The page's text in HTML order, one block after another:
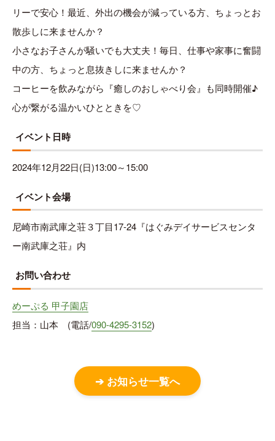
リーで安心！最近、外出の機会が減っている方、ちょっとお
散歩しに来ませんか？
小さなお子さんが騒いでも大丈夫！毎日、仕事や家事に奮闘
中の方、ちょっと息抜きしに来ませんか？
コーヒーを飲みながら『癒しのおしゃべり会』も同時開催♪
心が繋がる温かいひとときを♡
イベント日時
2024年12月22日(日)13:00～15:00
イベント会場
尼崎市南武庫之荘３丁目17-24『はぐみデイサービスセンタ
ー南武庫之荘』内
お問い合わせ
めーぷる 甲子園店
担当：山本 (電話/090-4295-3152)
➔ お知らせ一覧へ